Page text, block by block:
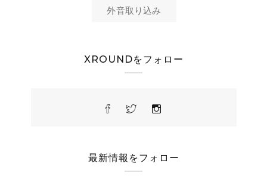
外音取り込み
XROUNDをフォロー
最新情報をフォロー